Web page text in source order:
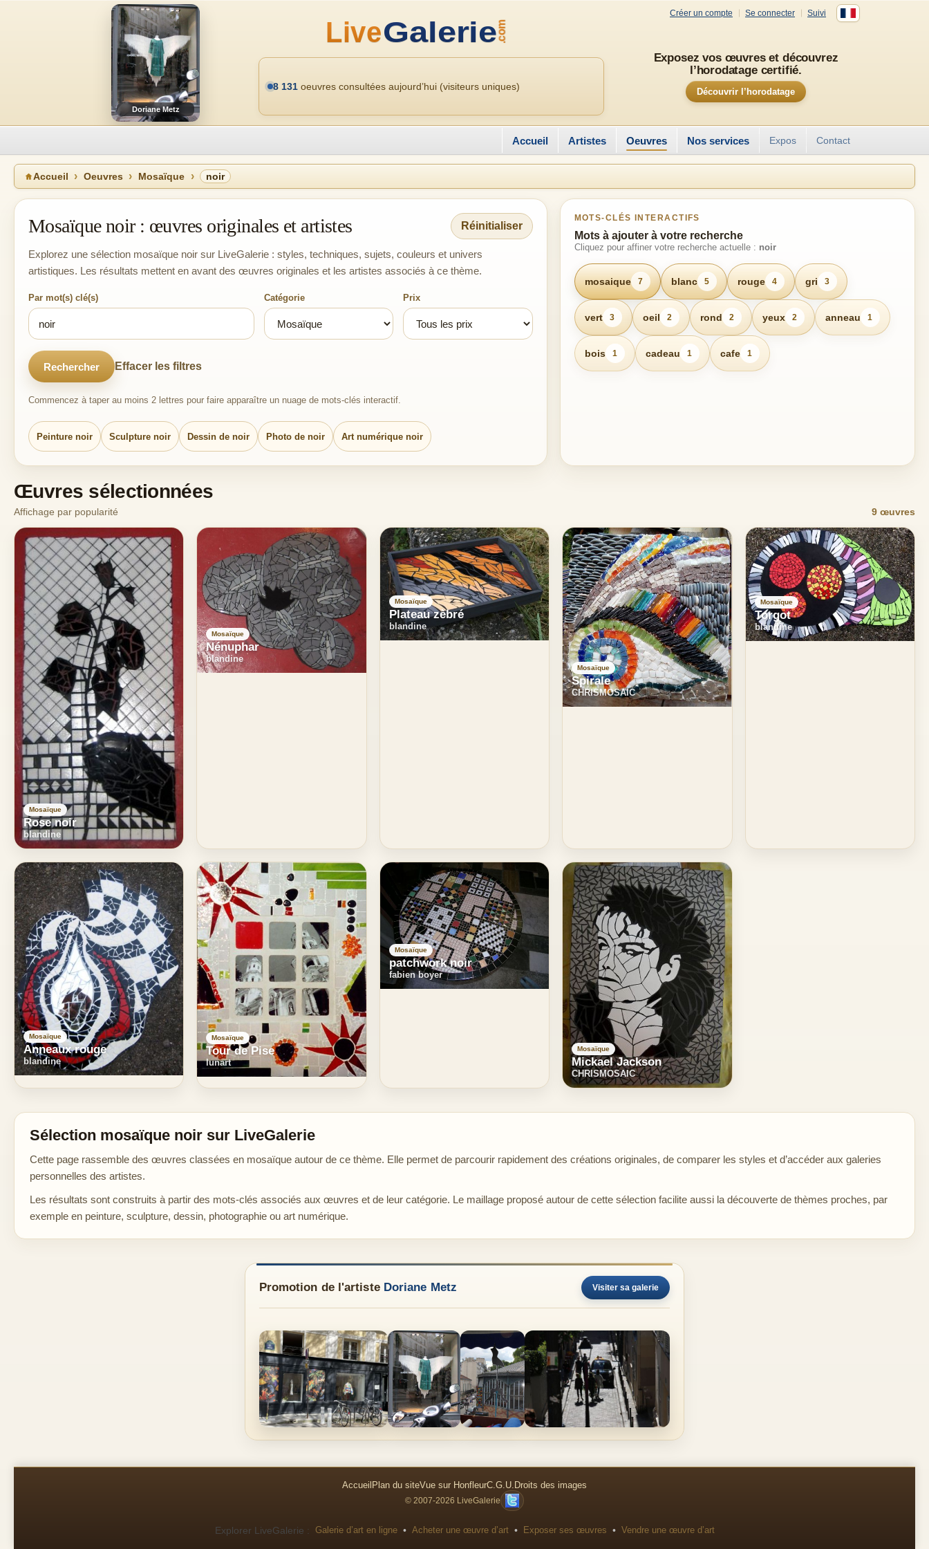
Doriane Metz
Créer un compte Se connecter Suivi
Exposez vos œuvres et découvrez
l’horodatage certifié.
Découvrir l’horodatage
8 131 oeuvres consultées aujourd’hui (visiteurs uniques)
Accueil Artistes Oeuvres Nos services Expos Contact
Accueil Oeuvres Mosaïque noir
Mosaïque noir : œuvres originales et artistes Réinitialiser
Explorez une sélection mosaïque noir sur LiveGalerie : styles, techniques, sujets, couleurs et univers
artistiques. Les résultats mettent en avant des œuvres originales et les artistes associés à ce thème.
Par mot(s) clé(s) Catégorie Prix
Rechercher Effacer les filtres
Commencez à taper au moins 2 lettres pour faire apparaître un nuage de mots-clés interactif.
Peinture noir Sculpture noir Dessin de noir Photo de noir Art numérique noir
MOTS-CLÉS INTERACTIFS
Mots à ajouter à votre recherche
Cliquez pour affiner votre recherche actuelle : noir
mosaique 7 blanc 5 rouge 4 gri 3
vert 3 oeil 2 rond 2 yeux 2 anneau 1
bois 1 cadeau 1 cafe 1
Œuvres sélectionnées
Affichage par popularité 9 œuvres
Mosaïque
Rose noir
blandine
Mosaïque
Nénuphar
blandine
Mosaïque
Plateau zèbré
blandine
Mosaïque
Spirale
CHRISMOSAIC
Mosaïque
Torgot
blandine
Mosaïque
Anneaux rouge
blandine
Mosaïque
Tour de Pise
lunart
Mosaïque
patchwork noir
fabien boyer
Mosaïque
Mickael Jackson
CHRISMOSAIC
Sélection mosaïque noir sur LiveGalerie
Cette page rassemble des œuvres classées en mosaïque autour de ce thème. Elle permet de parcourir rapidement des créations originales, de comparer les styles et d’accéder aux galeries
personnelles des artistes.
Les résultats sont construits à partir des mots-clés associés aux œuvres et de leur catégorie. Le maillage proposé autour de cette sélection facilite aussi la découverte de thèmes proches, par
exemple en peinture, sculpture, dessin, photographie ou art numérique.
Promotion de l'artiste Doriane Metz Visiter sa galerie
AccueilPlan du siteVue sur HonfleurC.G.U. Droits des images
© 2007-2026 LiveGalerie
Explorer LiveGalerie : Galerie d’art en ligne • Acheter une œuvre d’art • Exposer ses œuvres • Vendre une œuvre d’art